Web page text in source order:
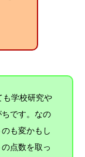
も学校研究や
です。なの
も変かもし
点数を取っ